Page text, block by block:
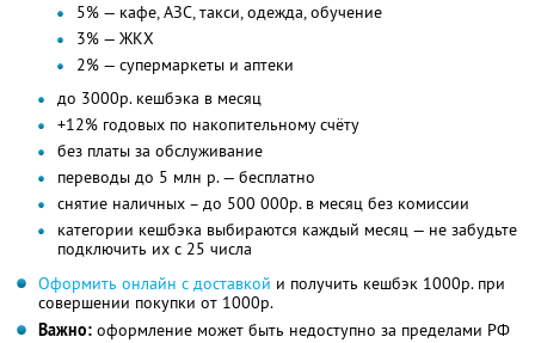
5% — кафе, АЗС, такси, одежда, обучение
3% — ЖКХ
2% — супермаркеты и аптеки
до 3000р. кешбэка в месяц
+12% годовых по накопительному счёту
без платы за обслуживание
переводы до 5 млн р. — бесплатно
снятие наличных – до 500 000р. в месяц без комиссии
категории кешбэка выбираются каждый месяц — не забудьте
подключить их с 25 числа
Оформить онлайн с доставкой и получить кешбэк 1000р. при
совершении покупки от 1000р.
Важно: оформление может быть недоступно за пределами РФ